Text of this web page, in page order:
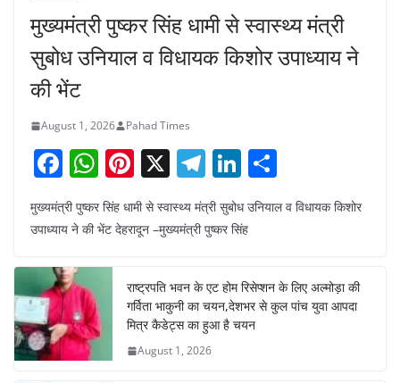
मुख्यमंत्री पुष्कर सिंह धामी से स्वास्थ्य मंत्री
सुबोध उनियाल व विधायक किशोर उपाध्याय ने
की भेंट
August 1, 2026 Pahad Times
F
a
c
b
o
o
k
W
h
at
A
p
p
Pi
nt
er
e
st
X T
el
e
gr
a
m
Li
n
k
dI
n
ar
मुख्यमंत्री पुष्कर सिंह धामी से स्वास्थ्य मंत्री सुबोध उनियाल व विधायक किशोर
उपाध्याय ने की भेंट देहरादून –मुख्यमंत्री पुष्कर सिंह
राष्ट्रपति भवन के एट होम रिसेप्शन के लिए अल्मोड़ा की
गर्विता भाकुनी का चयन,देशभर से कुल पांच युवा आपदा
मित्र कैडेट्स का हुआ है चयन
August 1, 2026